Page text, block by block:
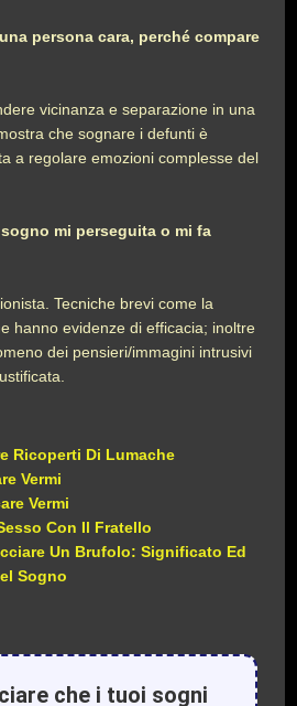
persona cara, perché compare
vicinanza e separazione in una
che sognare i defunti è
a regolare emozioni complesse del
mi perseguita o mi fa
Tecniche brevi come la
hanno evidenze di efficacia; inoltre
dei pensieri/immagini intrusivi
Ricoperti Di Lumache
Vermi
Vermi
Con Il Fratello
Un Brufolo: Significato Ed
Sogno
che i tuoi sogni